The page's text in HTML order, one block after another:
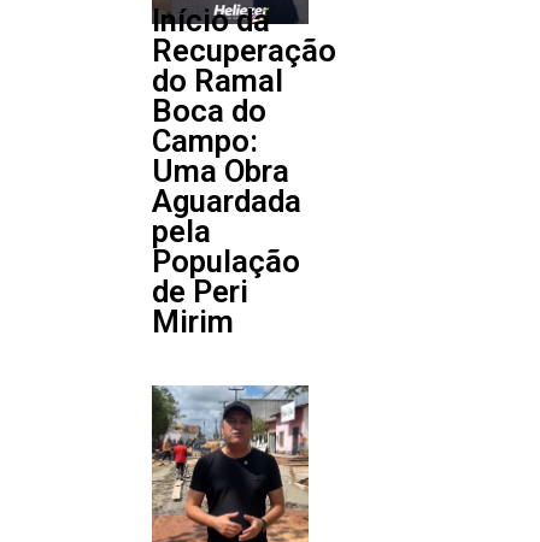
Início da
Recuperação
do Ramal
Boca do
Campo:
Uma Obra
Aguardada
pela
População
de Peri
Mirim